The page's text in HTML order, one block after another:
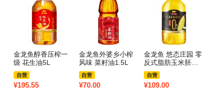
金龙鱼醇香压榨一
级 花生油5L
自营
¥195.55
金龙鱼外婆乡小榨
风味 菜籽油1.5L
自营
¥70.00
金龙鱼 悠态庄园 零
反式脂肪玉米胚芽
油压榨一级食用油
非转基因 4L
自营
¥109.00